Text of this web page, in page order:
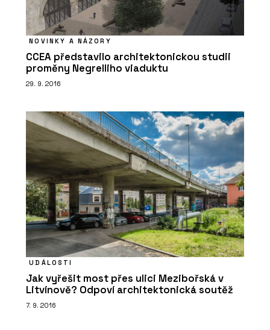
NOVINKY A NÁZORY
CCEA představilo architektonickou studii
proměny Negrelliho viaduktu
29. 9. 2016
UDÁLOSTI
Jak vyřešit most přes ulici Mezibořská v
Litvínově? Odpoví architektonická soutěž
7. 9. 2016